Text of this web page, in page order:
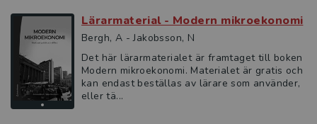
Lärarmaterial - Modern mikroekonomi
Bergh, A - Jakobsson, N
Det här lärarmaterialet är framtaget till boken
Modern mikroekonomi. Materialet är gratis och
kan endast beställas av lärare som använder,
eller tä...